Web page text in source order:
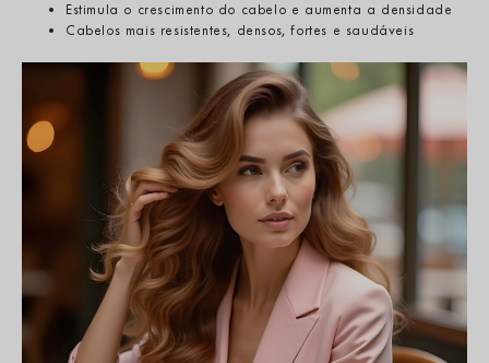
Estimula o crescimento do cabelo e aumenta a densidade
Cabelos mais resistentes, densos, fortes e saudáveis